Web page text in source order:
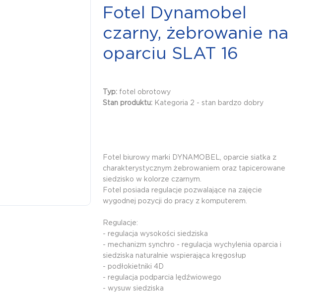
Fotel Dynamobel
czarny, żebrowanie na
oparciu SLAT 16
Typ: fotel obrotowy
Stan produktu: Kategoria 2 - stan bardzo dobry
Fotel biurowy marki DYNAMOBEL, oparcie siatka z
charakterystycznym żebrowaniem oraz tapicerowane
siedzisko w kolorze czarnym.
Fotel posiada regulacje pozwalające na zajęcie
wygodnej pozycji do pracy z komputerem.
Regulacje:
- regulacja wysokości siedziska
- mechanizm synchro - regulacja wychylenia oparcia i
siedziska naturalnie wspierająca kręgosłup
- podłokietniki 4D
- regulacja podparcia lędźwiowego
- wysuw siedziska